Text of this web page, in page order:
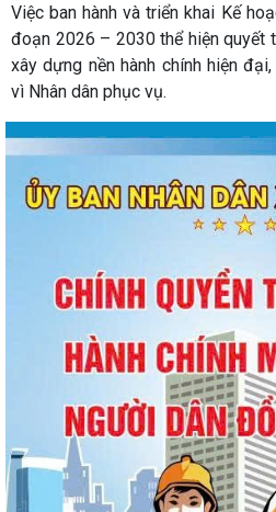
Việc ban hành và triển khai Kế
đoạn 2026 – 2030 thể hiện quyết
xây dựng nền hành chính hiện
vì Nhân dân phục vụ.